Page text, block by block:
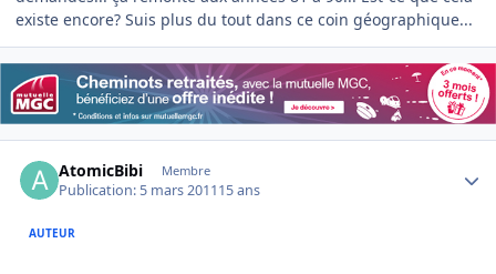
existe encore? Suis plus du tout dans ce coin géographique...
AtomicBibi Membre
Publication: 5 mars 201115 ans
AUTEUR